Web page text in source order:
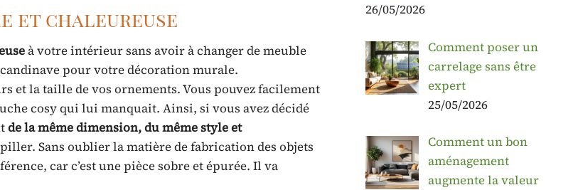
et chaleureuse
à votre intérieur sans avoir à changer de meuble
pour votre décoration murale.
et la taille de vos ornements. Vous pouvez facilement
cosy qui lui manquait. Ainsi, si vous avez décidé
de la même dimension, du même style et
Sans oublier la matière de fabrication des objets
car c’est une pièce sobre et épurée. Il va
26/05/2026
Comment poser un
carrelage sans être
expert
25/05/2026
Comment un bon
aménagement
augmente la valeur